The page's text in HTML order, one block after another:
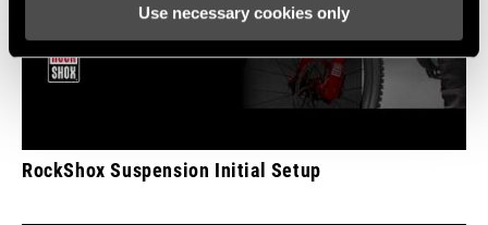
Use necessary cookies only
RockShox Suspension Initial Setup